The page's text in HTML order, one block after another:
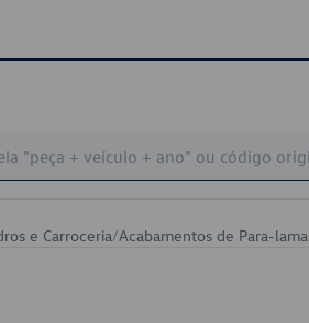
e Carroceria/Acabamentos de Para-lama